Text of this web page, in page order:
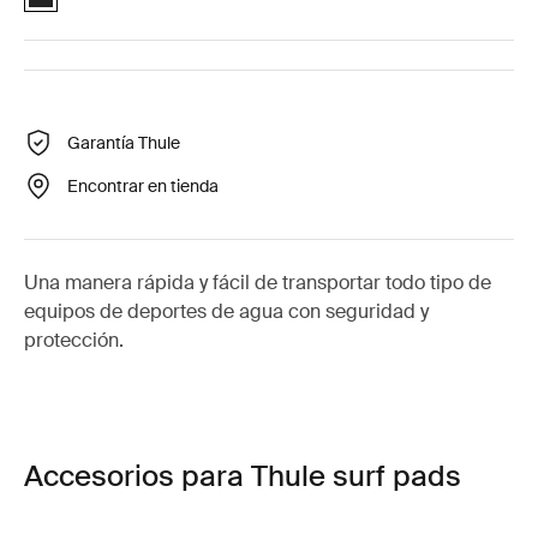
Garantía Thule
Encontrar en tienda
Una manera rápida y fácil de transportar todo tipo de
equipos de deportes de agua con seguridad y
protección.
Accesorios para Thule surf pads